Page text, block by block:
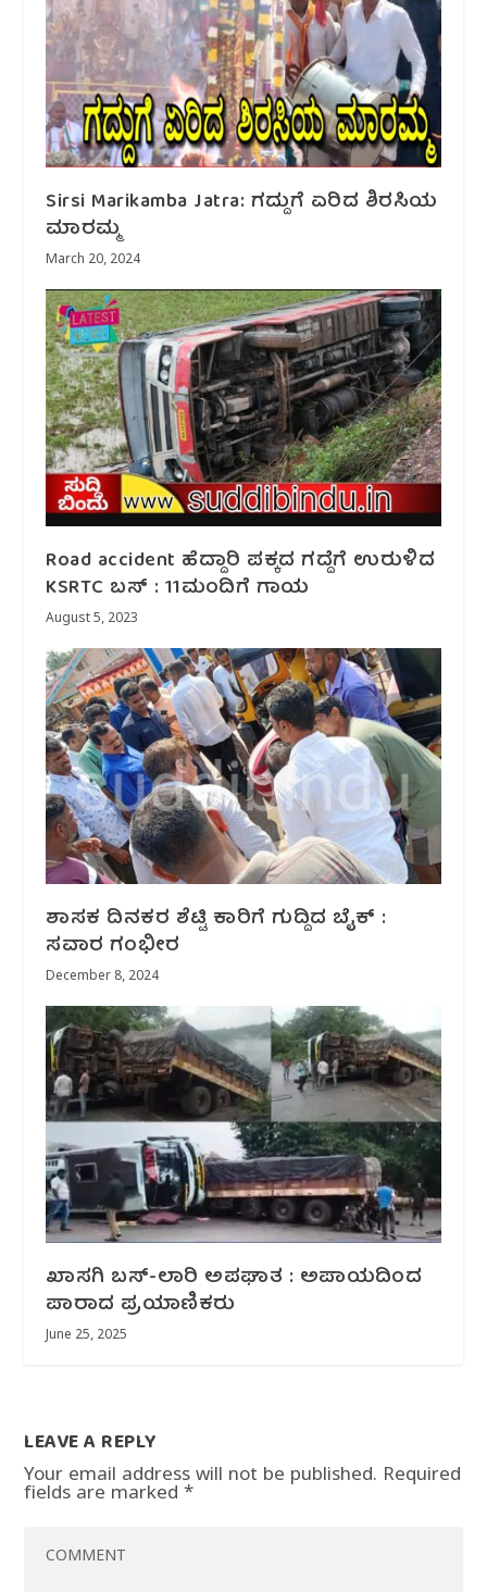
Sirsi Marikamba Jatra: ಗದ್ದುಗೆ ಏರಿದ ಶಿರಸಿಯ
ಮಾರಮ್ಮ
March 20, 2024
Road accident ಹೆದ್ದಾರಿ ಪಕ್ಕದ ಗದ್ದೆಗೆ ಉರುಳಿ‌ದ
KSRTC ಬಸ್ : 11ಮಂದಿಗೆ ಗಾಯ
August 5, 2023
ಶಾಸಕ ದಿನಕರ ಶೆಟ್ಟಿ ಕಾರಿಗೆ ಗುದ್ದಿದ ಬೈಕ್ :
ಸವಾರ ಗಂಭೀರ
December 8, 2024
ಖಾಸಗಿ ಬಸ್-ಲಾರಿ ಅಪಘಾತ : ಅಪಾಯದಿಂದ
ಪಾರಾದ ಪ್ರಯಾಣಿಕರು
June 25, 2025
LEAVE A REPLY
Your email address will not be published. Required
fields are marked*